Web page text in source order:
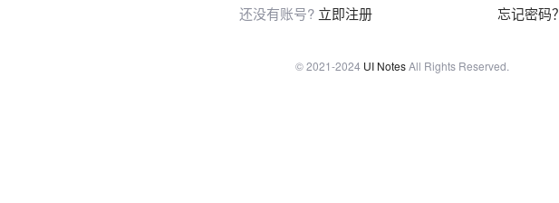
还没有账号? 立即注册 忘记密码？
© 2021-2024 UI NotesAll Rights Reserved.